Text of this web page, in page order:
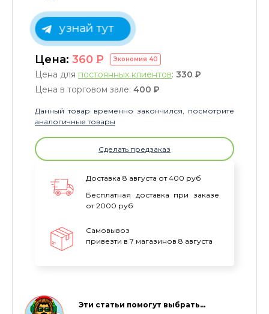
узнай тут
Цена: 360 P Экономия 40
Цена для постоянных клиентов: 330 P
Цена в торговом зале: 400 P
Данный товар временно закончился, посмотрите
аналогичные товары
Сделать предзаказ
Доставка 8 августа от 400 руб
Бесплатная доставка при заказе
от 2000 руб
Самовывоз
привезти в 7 магазинов 8 августа
Эти статьи помогут выбрать…